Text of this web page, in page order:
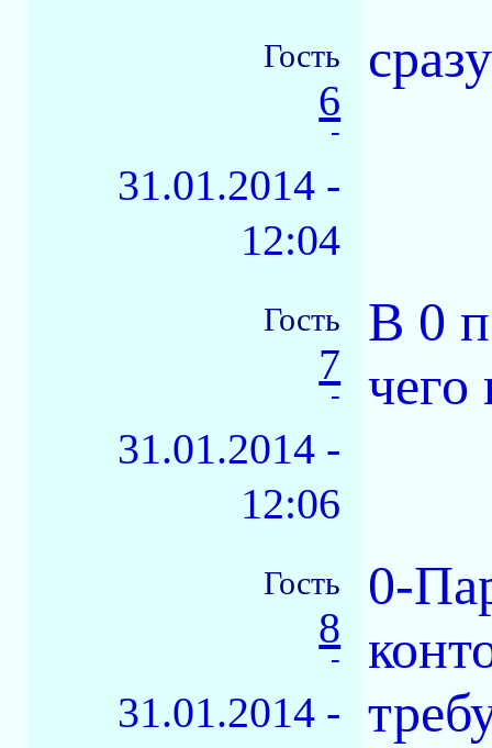
Гость
6
-
31.01.2014 -
12:04
Гость
7
-
31.01.2014 -
12:06
В 0
чего
Гость
8
-
31.01.2014 -
0-